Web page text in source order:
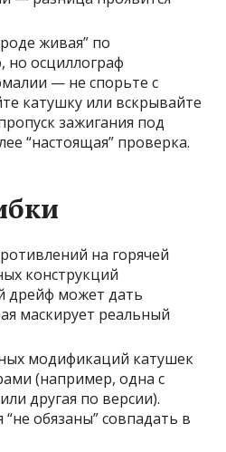
живая” по
но осциллограф
— не спорьте с
катушку или вскрывайте
зажигания под
“настоящая” проверка.
на горячей
конструкций
дрейф может дать
маскирует реальный
модификаций катушек
(например, одна с
другая по версии).
обязаны” совпадать в